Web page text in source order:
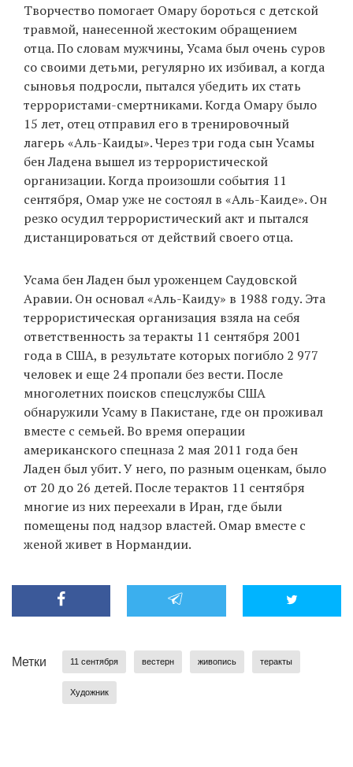
Творчество помогает Омару бороться с детской
травмой, нанесенной жестоким обращением
отца. По словам мужчины, Усама был очень суров
со своими детьми, регулярно их избивал, а когда
сыновья подросли, пытался убедить их стать
террористами-смертниками. Когда Омару было
15 лет, отец отправил его в тренировочный
лагерь «Аль-Каиды». Через три года сын Усамы
бен Ладена вышел из террористической
организации. Когда произошли события 11
сентября, Омар уже не состоял в «Аль-Каиде». Он
резко осудил террористический акт и пытался
дистанцироваться от действий своего отца.
Усама бен Ладен был уроженцем Саудовской
Аравии. Он основал «Аль-Каиду» в 1988 году. Эта
террористическая организация взяла на себя
ответственность за теракты 11 сентября 2001
года в США, в результате которых погибло 2 977
человек и еще 24 пропали без вести. После
многолетних поисков спецслужбы США
обнаружили Усаму в Пакистане, где он проживал
вместе с семьей. Во время операции
американского спецназа 2 мая 2011 года бен
Ладен был убит. У него, по разным оценкам, было
от 20 до 26 детей. После терактов 11 сентября
многие из них переехали в Иран, где были
помещены под надзор властей. Омар вместе с
женой живет в Нормандии.
Метки 11 сентября вестерн живопись теракты
Художник